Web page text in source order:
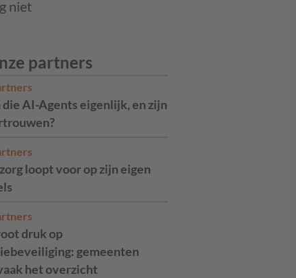
niet
partners
AI-Agents eigenlijk, en zijn
loopt voor op zijn eigen
druk op
gemeenten
het overzicht